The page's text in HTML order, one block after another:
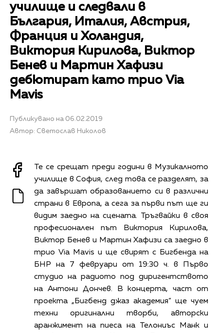
училище и следвали в
България, Италия, Австрия,
Франция и Холандия,
Виктория Кирилова, Виктор
Бенев и Мартин Хафизи
дебютират като трио Via
Mavis
Публикувано на 06.02.2019
Автор: Светослав Николов
Те се срещат преди години в Музикалното
училище в София, след това се разделят, за
да завършат образованието си в различни
страни в Европа, а сега за първи път ще ги
видим заедно на сцената. Тръгвайки в своя
професионален път Виктория Кирилова,
Виктор Бенев и Мартин Хафизи са заедно в
трио Via Mavis и ще свирят с Бигбенда на
БНР на 7 февруари от 19:30 ч. в Първо
студио на радиото под диригентството
на Антони Дончев. В концерта, част от
проекта „Бигбенд джаз академия“ ще чуем
техни оригинални творби, авторски
аранжимент на пиеса на Телониъс Манк и